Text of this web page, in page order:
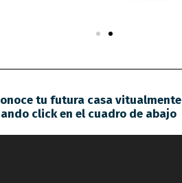
tu futura casa vitualmente
click en el cuadro de abajo